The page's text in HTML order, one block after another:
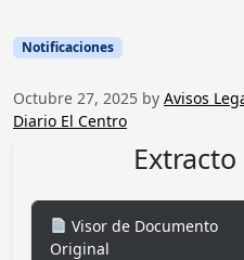
Notificaciones
Octubre 27, 2025 by Avisos
Diario El Centro
Extracto
Visor de Documento
Original